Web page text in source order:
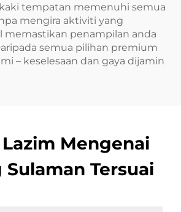
tempatan memenuhi semua
mengira aktiviti yang
memastikan penampilan anda
semua pilihan premium
– keselesaan dan gaya dijamin
Mengenai
Tersuai